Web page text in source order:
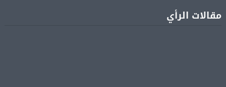
مقالات الرأي